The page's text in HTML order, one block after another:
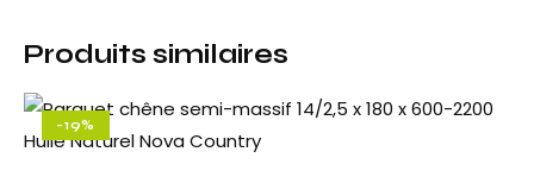
Produits similaires
-19%